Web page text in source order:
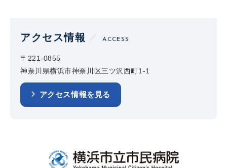
アクセス情報 ACCESS
〒221-0855
神奈川県横浜市神奈川区三ツ沢西町1-1
アクセス情報を見る